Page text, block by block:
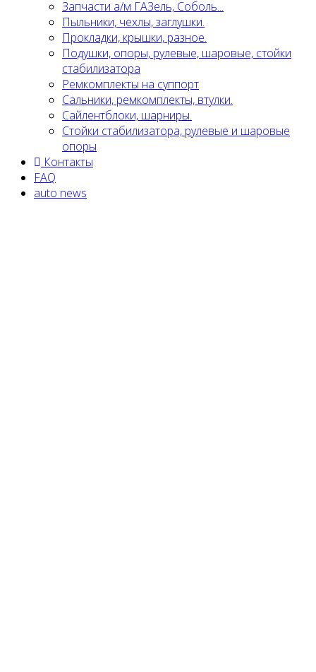
Запчасти а/м ГАЗель, Соболь...
Пыльники, чехлы, заглушки.
Прокладки, крышки, разное.
Подушки, опоры, рулевые, шаровые, стойки
стабилизатора
Ремкомплекты на суппорт
Сальники, ремкомплекты, втулки.
Сайлентблоки, шарниры.
Стойки стабилизатора, рулевые и шаровые
опоры
Контакты
FAQ
auto news